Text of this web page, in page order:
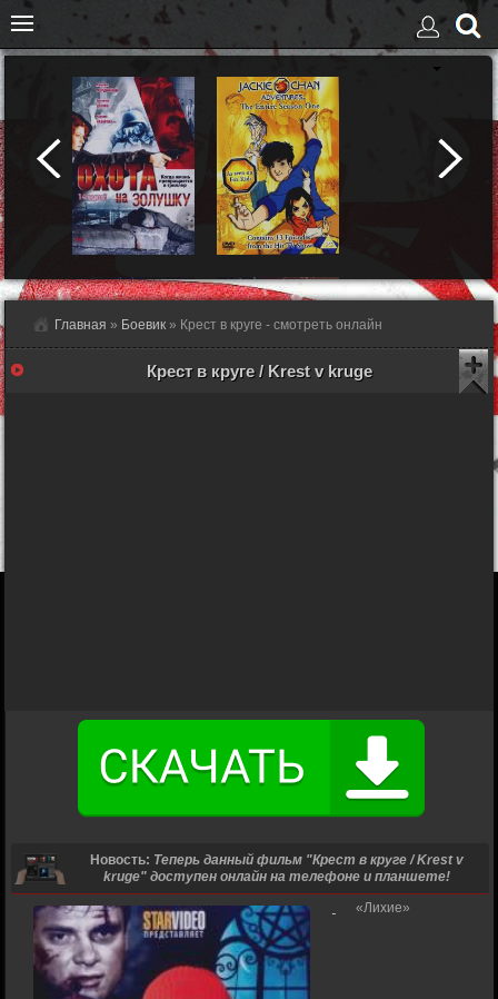
Главная » Боевик » Крест в круге - смотреть онлайн
Крест в круге / Krest v kruge
Новость: Теперь данный фильм "Крест в круге / Krest v
kruge" доступен онлайн на телефоне и планшете!
«Лихие»